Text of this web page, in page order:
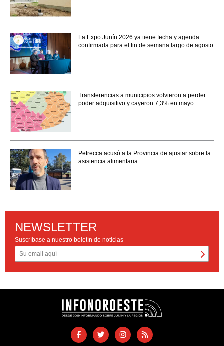
La Expo Junín 2026 ya tiene fecha y agenda
confirmada para el fin de semana largo de agosto
Transferencias a municipios volvieron a perder
poder adquisitivo y cayeron 7,3% en mayo
Petrecca acusó a la Provincia de ajustar sobre la
asistencia alimentaria
NEWSLETTER
Suscríbase a nuestro boletín de noticias